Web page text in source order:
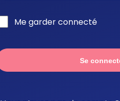
Me garder connecté
Se